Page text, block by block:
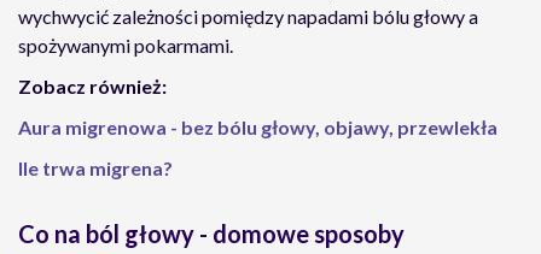
wychwycić zależności pomiędzy napadami bólu głowy a
spożywanymi pokarmami.
Zobacz również:
Aura migrenowa - bez bólu głowy, objawy, przewlekła
Ile trwa migrena?
Co na ból głowy - domowe sposoby